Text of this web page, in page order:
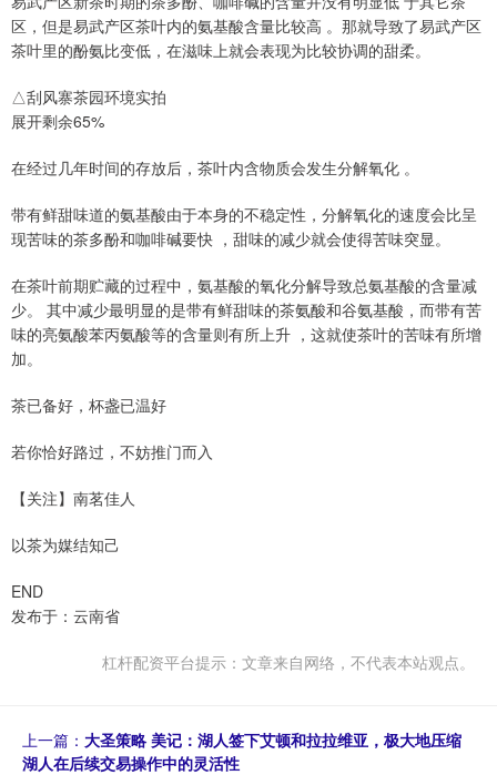
区，但是易武产区茶叶内的氨基酸含量比较高 。那就导致了易武产区
茶叶里的酚氨比变低，在滋味上就会表现为比较协调的甜柔。
△刮风寨茶园环境实拍
展开剩余65%
在经过几年时间的存放后，茶叶内含物质会发生分解氧化 。
带有鲜甜味道的氨基酸由于本身的不稳定性，分解氧化的速度会比呈
现苦味的茶多酚和咖啡碱要快 ，甜味的减少就会使得苦味突显。
在茶叶前期贮藏的过程中，氨基酸的氧化分解导致总氨基酸的含量减
少。 其中减少最明显的是带有鲜甜味的茶氨酸和谷氨基酸，而带有苦
味的亮氨酸苯丙氨酸等的含量则有所上升 ，这就使茶叶的苦味有所增
加。
茶已备好，杯盏已温好
若你恰好路过，不妨推门而入
【关注】南茗佳人
以茶为媒结知己
END
发布于：云南省
杠杆配资平台提示：文章来自网络，不代表本站观点。
上一篇： 大圣策略 美记：湖人签下艾顿和拉拉维亚，极大地压缩
湖人在后续交易操作中的灵活性